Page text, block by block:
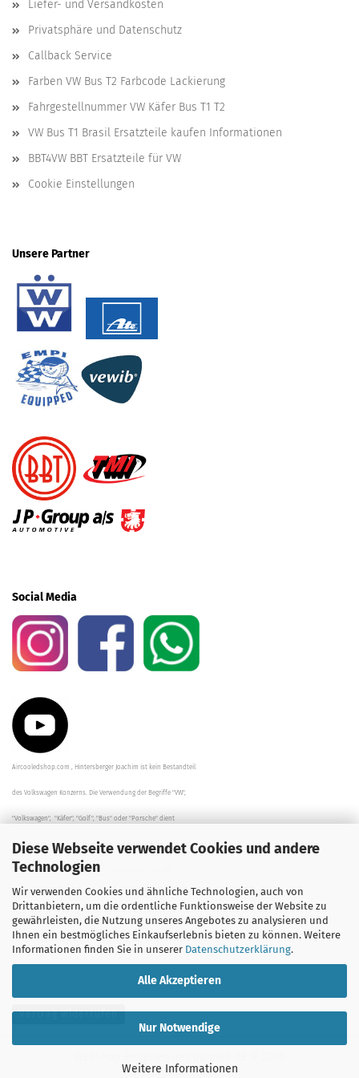
Diese Webseite verwendet Cookies und andere
Technologien
Wir verwenden Cookies und ähnliche Technologien, auch von
Drittanbietern, um die ordentliche Funktionsweise der Website zu
gewährleisten, die Nutzung unseres Angebotes zu analysieren und
Ihnen ein bestmögliches Einkaufserlebnis bieten zu können. Weitere
Informationen finden Sie in unserer Datenschutzerklärung.
Alle Akzeptieren
Nur Notwendige
Weitere Informationen
Liefer- und Versandkosten
Privatsphäre und Datenschutz
Callback Service
Farben VW Bus T2 Farbcode Lackierung
Fahrgestellnummer VW Käfer Bus T1 T2
VW Bus T1 Brasil Ersatzteile kaufen Informationen
BBT4VW BBT Ersatzteile für VW
Cookie Einstellungen
Unsere Partner
Social Media
Aircooledshop.com , Hintersberger Joachim ist kein Bestandteil
des Volkswagen Konzerns. Die Verwendung der Begriffe "VW",
"Volkswagen", "Käfer", "Golf", "Bus" oder "Porsche" dient
der Beschreibung der Teile und stellt in keinem Fall eine direkte
Verbindung zu dem Unternehmen "Volkswagen" her/da.
Die Beschreibungen, Zeichnungen und Angaben zur
Verwendung sind sorgfältig überprüft worden.
Vertrag widerrufen